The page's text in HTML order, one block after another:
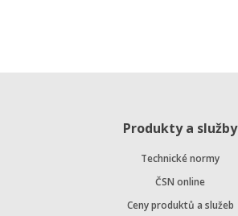
Produkty a služby
Technické normy
ČSN online
Ceny produktů a služeb